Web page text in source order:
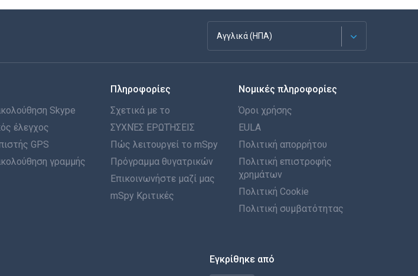
Αγγλικά (ΗΠΑ)
Français
Español
Português
Italiano
العربية
Türkçe
Skype
έλεγχος
GPS
γραμμής
Πληροφορίες
Σχετικά με το
ΣΥΧΝΈΣ ΕΡΩΤΉΣΕΙΣ
Πώς λειτουργεί το mSpy
Πρόγραμμα θυγατρικών
Επικοινωνήστε μαζί μας
mSpy Κριτικές
Νομικές πληροφορίες
Όροι χρήσης
EULA
Πολιτική απορρήτου
Πολιτική επιστροφής
χρημάτων
Πολιτική Cookie
Πολιτική συμβατότητας
Εγκρίθηκε από